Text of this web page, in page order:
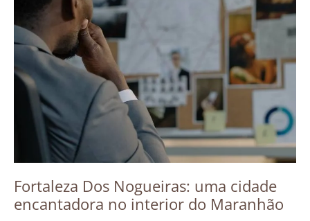
Fortaleza Dos Nogueiras: uma cidade
encantadora no interior do Maranhão